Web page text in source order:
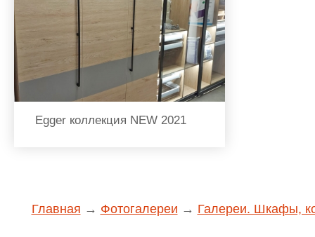
Egger коллекция NEW 2021
Главная → Фотогалереи → Галереи. Шкафы,